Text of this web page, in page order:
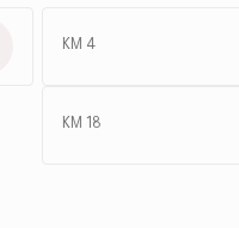
4 KM
18 KM